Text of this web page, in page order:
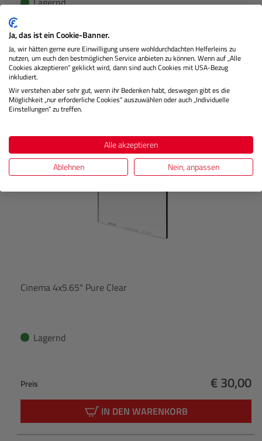
Preis € 19,99
IN DEN WARENKORB
Cinema 4x5.65" Pure Clear
Lagernd
Preis € 30,00
IN DEN WARENKORB
Ja, das ist ein Cookie-Banner.
Ja, wir hätten gerne eure Einwilligung unsere wohldurchdachten Helferleins zu
nutzen, um euch den bestmöglichen Service anbieten zu können. Wenn auf „Alle
Cookies akzeptieren“ geklickt wird, dann sind auch Cookies mit USA-Bezug
inkludiert.
Wir verstehen aber sehr gut, wenn ihr Bedenken habt, deswegen gibt es die
Möglichkeit „nur erforderliche Cookies“ auszuwählen oder auch „Individuelle
Einstellungen“ zu treffen.
Alle akzeptieren
Ablehnen
Nein, anpassen